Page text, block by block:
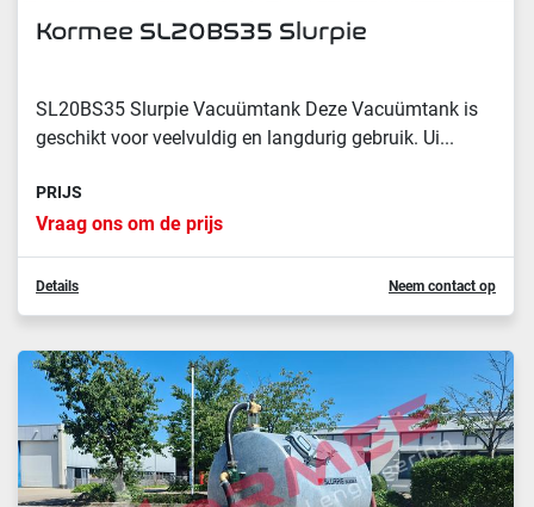
Kormee SL20BS35 Slurpie
SL20BS35 Slurpie Vacuümtank Deze Vacuümtank is
geschikt voor veelvuldig en langdurig gebruik. Ui...
PRIJS
Vraag ons om de prijs
Details Neem contact op